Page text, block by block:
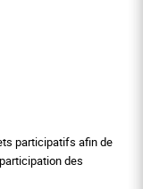
participatifs afin de
des